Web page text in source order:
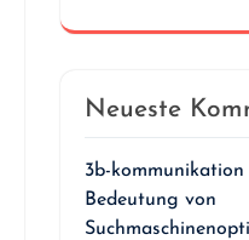
Neueste
3b-kommunikation
Bedeutung von